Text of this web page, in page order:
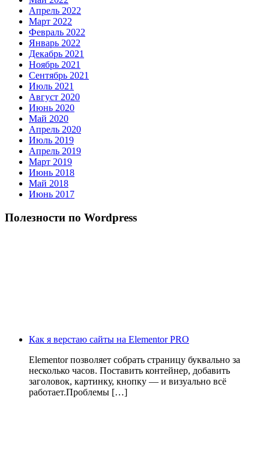
Апрель 2022
Март 2022
Февраль 2022
Январь 2022
Декабрь 2021
Ноябрь 2021
Сентябрь 2021
Июль 2021
Август 2020
Июнь 2020
Май 2020
Апрель 2020
Июль 2019
Апрель 2019
Март 2019
Июнь 2018
Май 2018
Июнь 2017
Полезности по Wordpress
Как я верстаю сайты на Elementor PRO
Elementor позволяет собрать страницу буквально за
несколько часов. Поставить контейнер, добавить
заголовок, картинку, кнопку — и визуально всё
работает.Проблемы […]